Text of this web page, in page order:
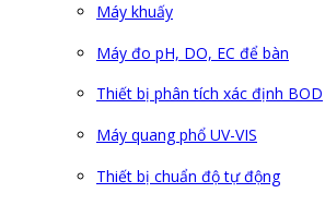
Máy khuấy
Máy đo pH, DO, EC để bàn
Thiết bị phân tích xác định BOD
Máy quang phổ UV-VIS
Thiết bị chuẩn độ tự động